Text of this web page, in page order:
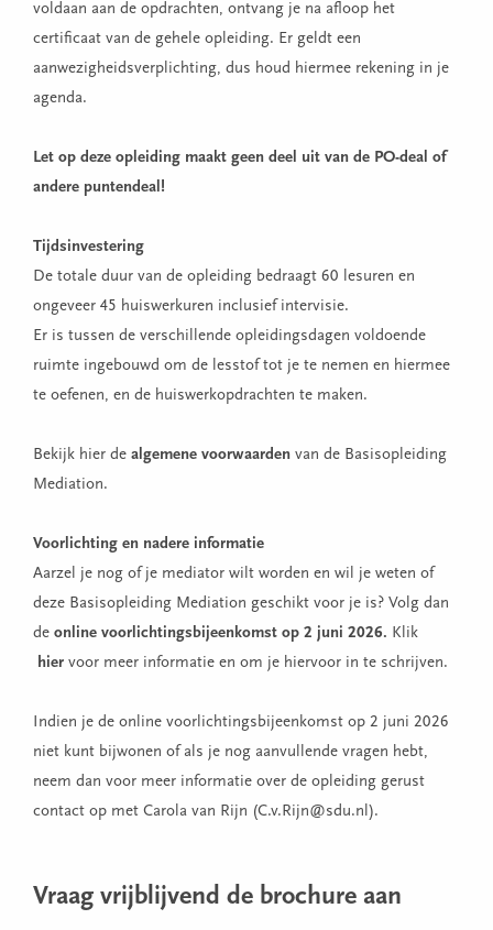
voldaan aan de opdrachten, ontvang je na afloop het
certificaat van de gehele opleiding. Er geldt een
aanwezigheidsverplichting, dus houd hiermee rekening in je
agenda.
Let op deze opleiding maakt geen deel uit van de PO-deal of
andere puntendeal!
Tijdsinvestering
De totale duur van de opleiding bedraagt 60 lesuren en
ongeveer 45 huiswerkuren inclusief intervisie.
Er is tussen de verschillende opleidingsdagen voldoende
ruimte ingebouwd om de lesstof tot je te nemen en hiermee
te oefenen, en de huiswerkopdrachten te maken.
Bekijk hier de algemene voorwaarden van de Basisopleiding
Mediation.
Voorlichting en nadere informatie
Aarzel je nog of je mediator wilt worden en wil je weten of
deze Basisopleiding Mediation geschikt voor je is? Volg dan
de online voorlichtingsbijeenkomst op 2 juni 2026. Klik
hier voor meer informatie en om je hiervoor in te schrijven.
Indien je de online voorlichtingsbijeenkomst op 2 juni 2026
niet kunt bijwonen of als je nog aanvullende vragen hebt,
neem dan voor meer informatie over de opleiding gerust
contact op met Carola van Rijn (C.v.Rijn@sdu.nl).
Vraag vrijblijvend de brochure aan